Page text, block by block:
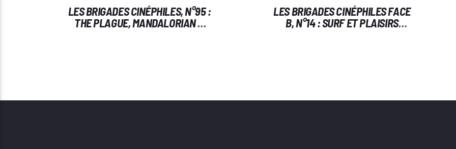
LES BRIGADES CINÉPHILES, N°95 :
THE PLAGUE, MANDALORIAN &
LES BRIGADES CINÉPHILES FACE
B, N°14 : SURF ET PLAISIRS